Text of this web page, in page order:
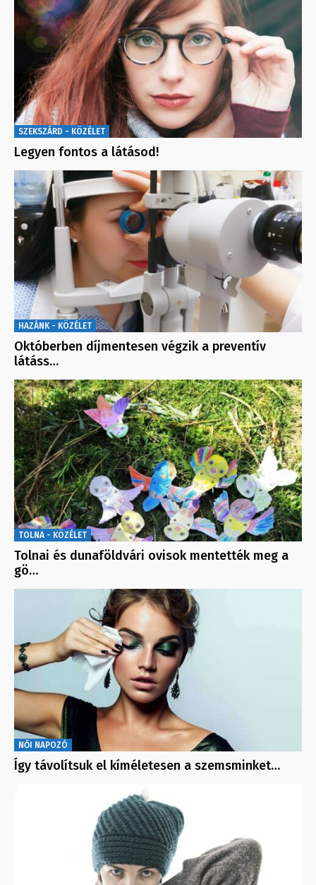
SZEKSZÁRD - KÖZÉLET
Legyen fontos a látásod!
HAZÁNK - KÖZÉLET
Októberben díjmentesen végzik a preventív
látáss…
TOLNA - KÖZÉLET
Tolnai és dunaföldvári ovisok mentették meg a
gö…
NŐI NAPOZÓ
Így távolítsuk el kíméletesen a szemsminket…